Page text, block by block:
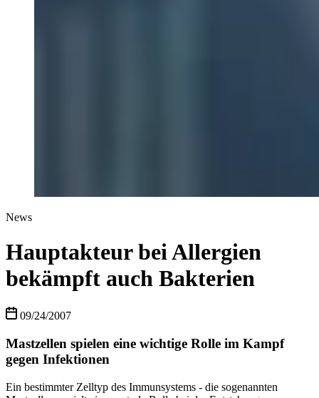
News
Hauptakteur bei Allergien
bekämpft auch Bakterien
09/24/2007
Mastzellen spielen eine wichtige Rolle im Kampf
gegen Infektionen
Ein bestimmter Zelltyp des Immunsystems - die sogenannten